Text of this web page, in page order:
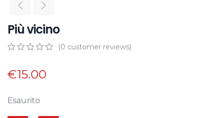
Più vicino
of
customer
(0 customer reviews)
€15.00
Esaurito